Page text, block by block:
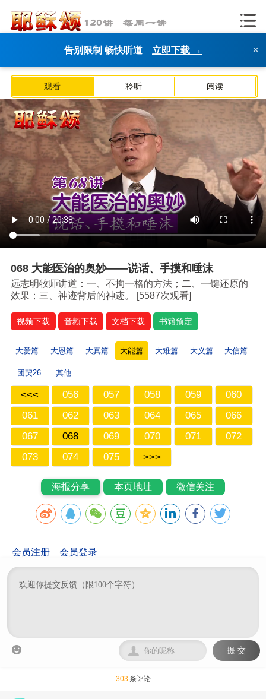
告别限制 畅快听道 立即下载 → ×
观看 聆听 阅读
068 大能医治的奥妙——说话、手摸和唾沫
远志明牧师讲道：一、不拘一格的方法；二、一键还原的
效果；三、神迹背后的神迹。 [5587次观看]
视频下载 音频下载 文档下载 书籍预定
大爱篇 大恩篇 大真篇 大能篇 大难篇 大义篇 大信篇
团契26 其他
<<< 056 057 058 059
060
061
062 063 064 065
066
067
068 069 070 071
072
073
074 075 >>>
海报分享 本页地址 微信关注
会员注册 会员登录
 提 交

303条评论